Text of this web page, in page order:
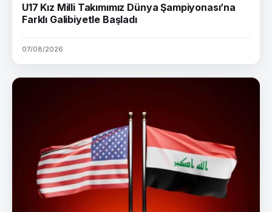
U17 Kız Milli Takımımız Dünya Şampiyonası’na
Farklı Galibiyetle Başladı
07/08/2026